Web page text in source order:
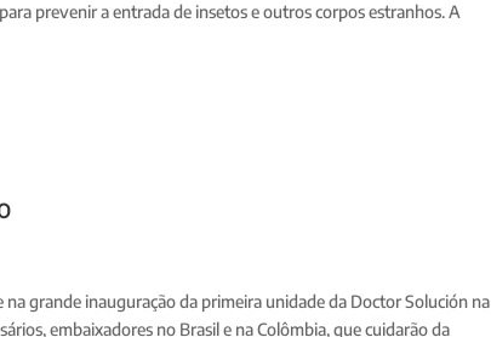
prevenir a entrada de insetos e outros corpos estranhos. A
grande inauguração da primeira unidade da Doctor Solución na
embaixadores no Brasil e na Colômbia, que cuidarão da